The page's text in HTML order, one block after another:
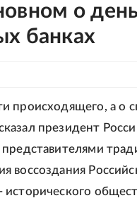
о
банках
происходящего, а о
президент
воссоздания
исторического